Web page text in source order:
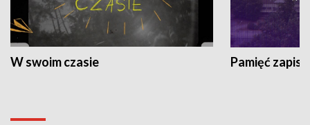
W swoim czasie Pamięć